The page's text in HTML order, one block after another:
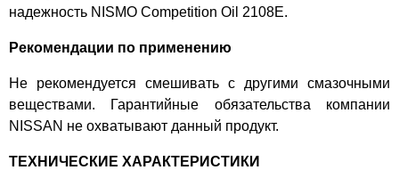
надежность NISMO Competition Oil 2108E.
Рекомендации по применению
Не рекомендуется смешивать с другими смазочными
веществами. Гарантийные обязательства компании
NISSAN не охватывают данный продукт.
ТЕХНИЧЕСКИЕ ХАРАКТЕРИСТИКИ